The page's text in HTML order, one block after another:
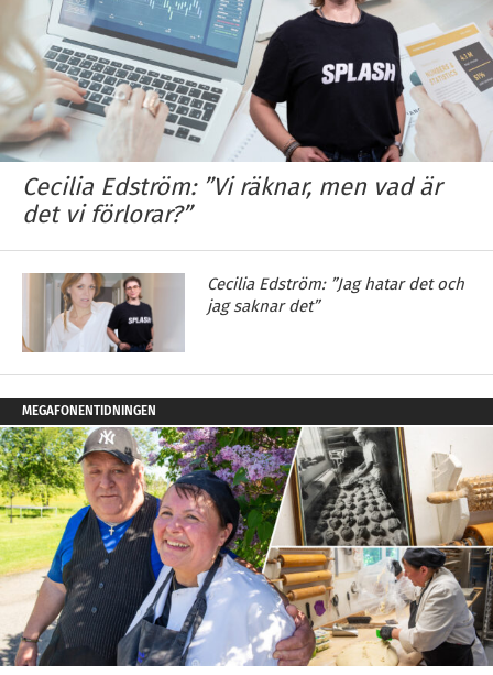
Cecilia Edström: ”Vi räknar, men vad är
det vi förlorar?”
Cecilia Edström: ”Jag hatar det och
jag saknar det”
MEGAFONENTIDNINGEN